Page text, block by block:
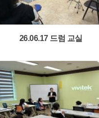
26.06.17 드럼 교실